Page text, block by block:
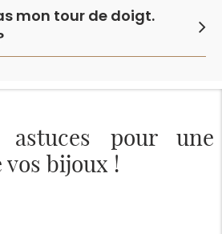
mon tour de doigt.
astuces pour une
vos bijoux !